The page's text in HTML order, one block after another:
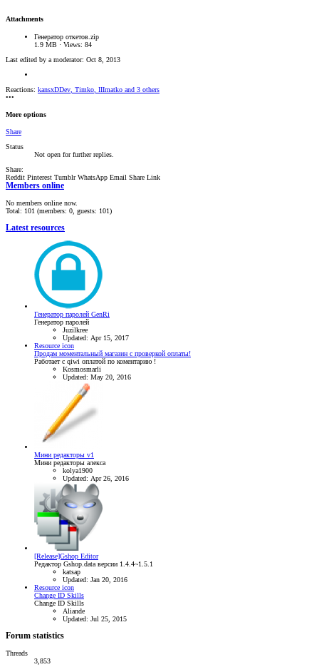
Attachments
Генератор откетов.zip
1.9 MB · Views: 84
Last edited by a moderator: Oct 8, 2013
Reactions: kansxDDev Timko IIImatko and 3 others
•••
More options
Share
Status
Not open for further replies.
Share:
Reddit Pinterest Tumblr WhatsApp Email Share Link
Members online
No members online now.
Total: 101 (members: 0, guests: 101)
Latest resources
Генератор паролей GenRi
Генератор паролей
Juzilkree
Updated: Apr 15, 2017
Resource icon
Продам моментальный магазин с проверкой оплаты!
Работает с qiwi оплатой по коментарию !
Kosmosmarli
Updated: May 20, 2016
Мини редакторы v1
Мини редакторы алекса
kolya1900
Updated: Apr 26, 2016
[Release]Gshop Editor
Редактор Gshop.data версии 1.4.4~1.5.1
katsap
Updated: Jan 20, 2016
Resource icon
Change ID Skills
Change ID Skills
Aliande
Updated: Jul 25, 2015
Forum statistics
Threads
3,853